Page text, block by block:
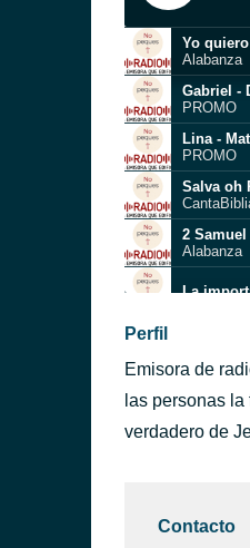
Yo
Alabanza
Gabriel -
PROMO
Lina -
PROMO
Salva oh
2 Samuel
Alabanza
La
06
Me
Perfil
Emisora de
las personas
verdadero de
Contacto